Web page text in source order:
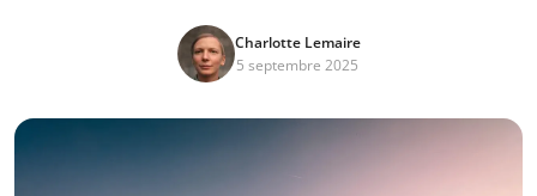
Charlotte Lemaire
5 septembre 2025